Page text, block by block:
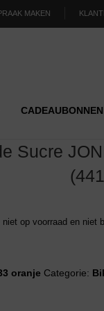
MAKEN
CADEAUBONNEN
Sucre
op voorraad en niet
oranje Categorie: